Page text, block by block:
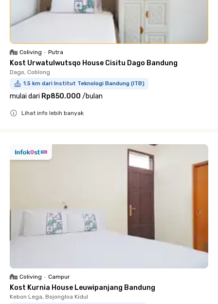
Coliving • Putra
Kost Urwatulwutsqo House Cisitu Dago Bandung
Dago, Coblong
1.5 km dari Institut Teknologi Bandung (ITB)
mulai dari Rp850.000 /bulan
Lihat info lebih banyak
Coliving • Campur
Kost Kurnia House Leuwipanjang Bandung
Kebon Lega, Bojongloa Kidul